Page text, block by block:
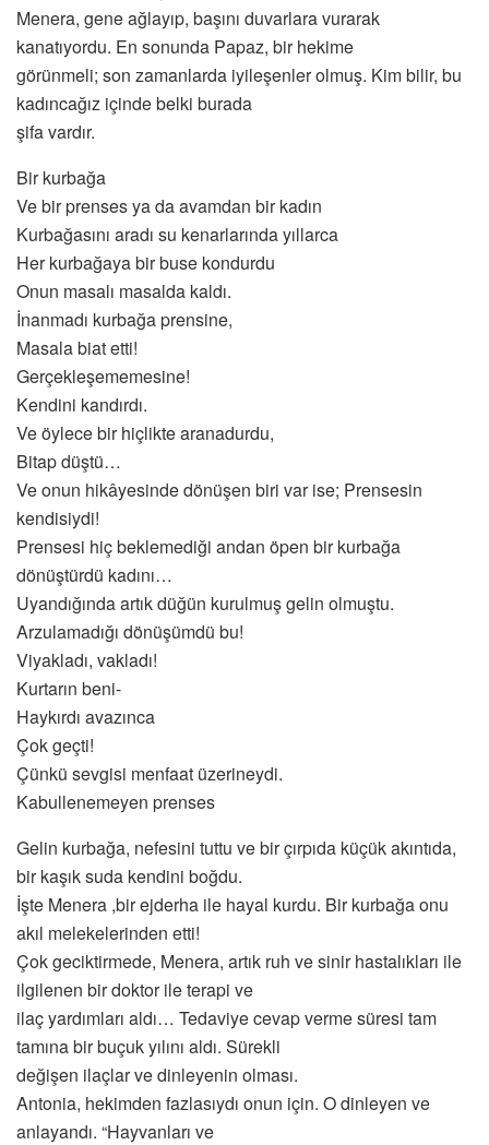
Menera, gene ağlayıp, başını duvarlara vurarak
kanatıyordu. En sonunda Papaz, bir hekime
görünmeli; son zamanlarda iyileşenler olmuş. Kim bilir, bu
kadıncağız içinde belki burada
şifa vardır.
Bir kurbağa
Ve bir prenses ya da avamdan bir kadın
Kurbağasını aradı su kenarlarında yıllarca
Her kurbağaya bir buse kondurdu
Onun masalı masalda kaldı.
İnanmadı kurbağa prensine,
Masala biat etti!
Gerçekleşememesine!
Kendini kandırdı.
Ve öylece bir hiçlikte aranadurdu,
Bitap düştü…
Ve onun hikâyesinde dönüşen biri var ise; Prensesin
kendisiydi!
Prensesi hiç beklemediği andan öpen bir kurbağa
dönüştürdü kadını…
Uyandığında artık düğün kurulmuş gelin olmuştu.
Arzulamadığı dönüşümdü bu!
Viyakladı, vakladı!
Kurtarın beni-
Haykırdı avazınca
Çok geçti!
Çünkü sevgisi menfaat üzerineydi.
Kabullenemeyen prenses
Gelin kurbağa, nefesini tuttu ve bir çırpıda küçük akıntıda,
bir kaşık suda kendini boğdu.
İşte Menera ,bir ejderha ile hayal kurdu. Bir kurbağa onu
akıl melekelerinden etti!
Çok geciktirmede, Menera, artık ruh ve sinir hastalıkları ile
ilgilenen bir doktor ile terapi ve
ilaç yardımları aldı… Tedaviye cevap verme süresi tam
tamına bir buçuk yılını aldı. Sürekli
değişen ilaçlar ve dinleyenin olması.
Antonia, hekimden fazlasıydı onun için. O dinleyen ve
anlayandı. “Hayvanları ve